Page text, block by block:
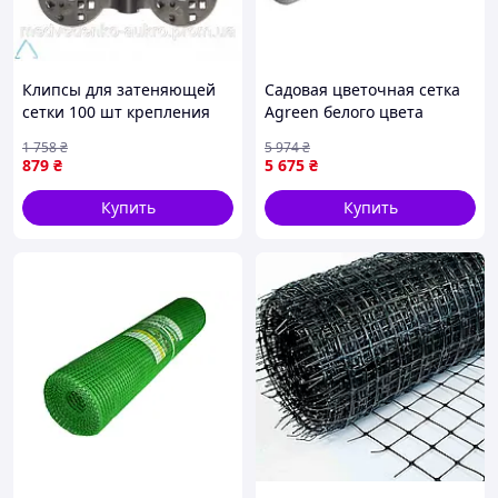
Клипсы для затеняющей
сетки 100 шт крепления
защиты от солнца
879 ₴
1 758₴
Купить
Садовая цветочная сетка
Agreen белого цвета
17х15 см, артикул 77-58877
5 675 ₴
5 974₴
Купить